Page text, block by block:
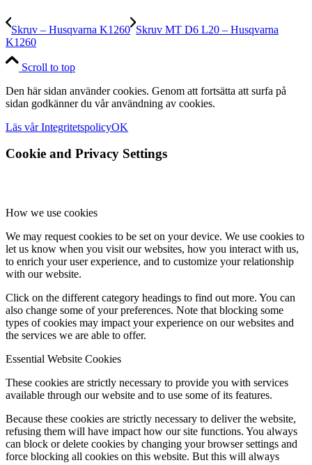
Skruv – Husqvarna K1260 Skruv MT D6 L20 – Husqvarna
K1260
Scroll to top
Den här sidan använder cookies. Genom att fortsätta att surfa på
sidan godkänner du vår användning av cookies.
Läs vår IntegritetspolicyOK
Cookie and Privacy Settings
How we use cookies
We may request cookies to be set on your device. We use cookies to
let us know when you visit our websites, how you interact with us,
to enrich your user experience, and to customize your relationship
with our website.
Click on the different category headings to find out more. You can
also change some of your preferences. Note that blocking some
types of cookies may impact your experience on our websites and
the services we are able to offer.
Essential Website Cookies
These cookies are strictly necessary to provide you with services
available through our website and to use some of its features.
Because these cookies are strictly necessary to deliver the website,
refusing them will have impact how our site functions. You always
can block or delete cookies by changing your browser settings and
force blocking all cookies on this website. But this will always